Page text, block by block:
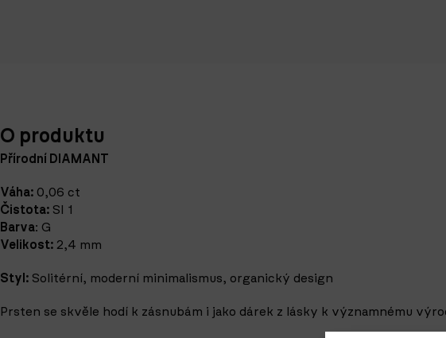
O produktu
Přírodní DIAMANT
Váha: 0,06 ct
Čistota: SI 1
Barva: G
Velikost: 2,4 mm
Styl: Solitérní, moderní minimalismus, organický design
Prsten se skvěle hodí k zásnubám i jako dárek z lásky k významnému